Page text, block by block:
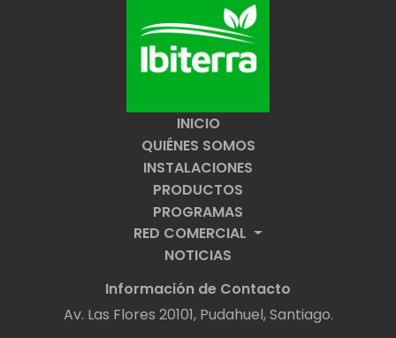
INICIO
QUIÉNES SOMOS
INSTALACIONES
PRODUCTOS
PROGRAMAS
RED COMERCIAL
NOTICIAS
Información de Contacto
Av. Las Flores 20101, Pudahuel, Santiago.